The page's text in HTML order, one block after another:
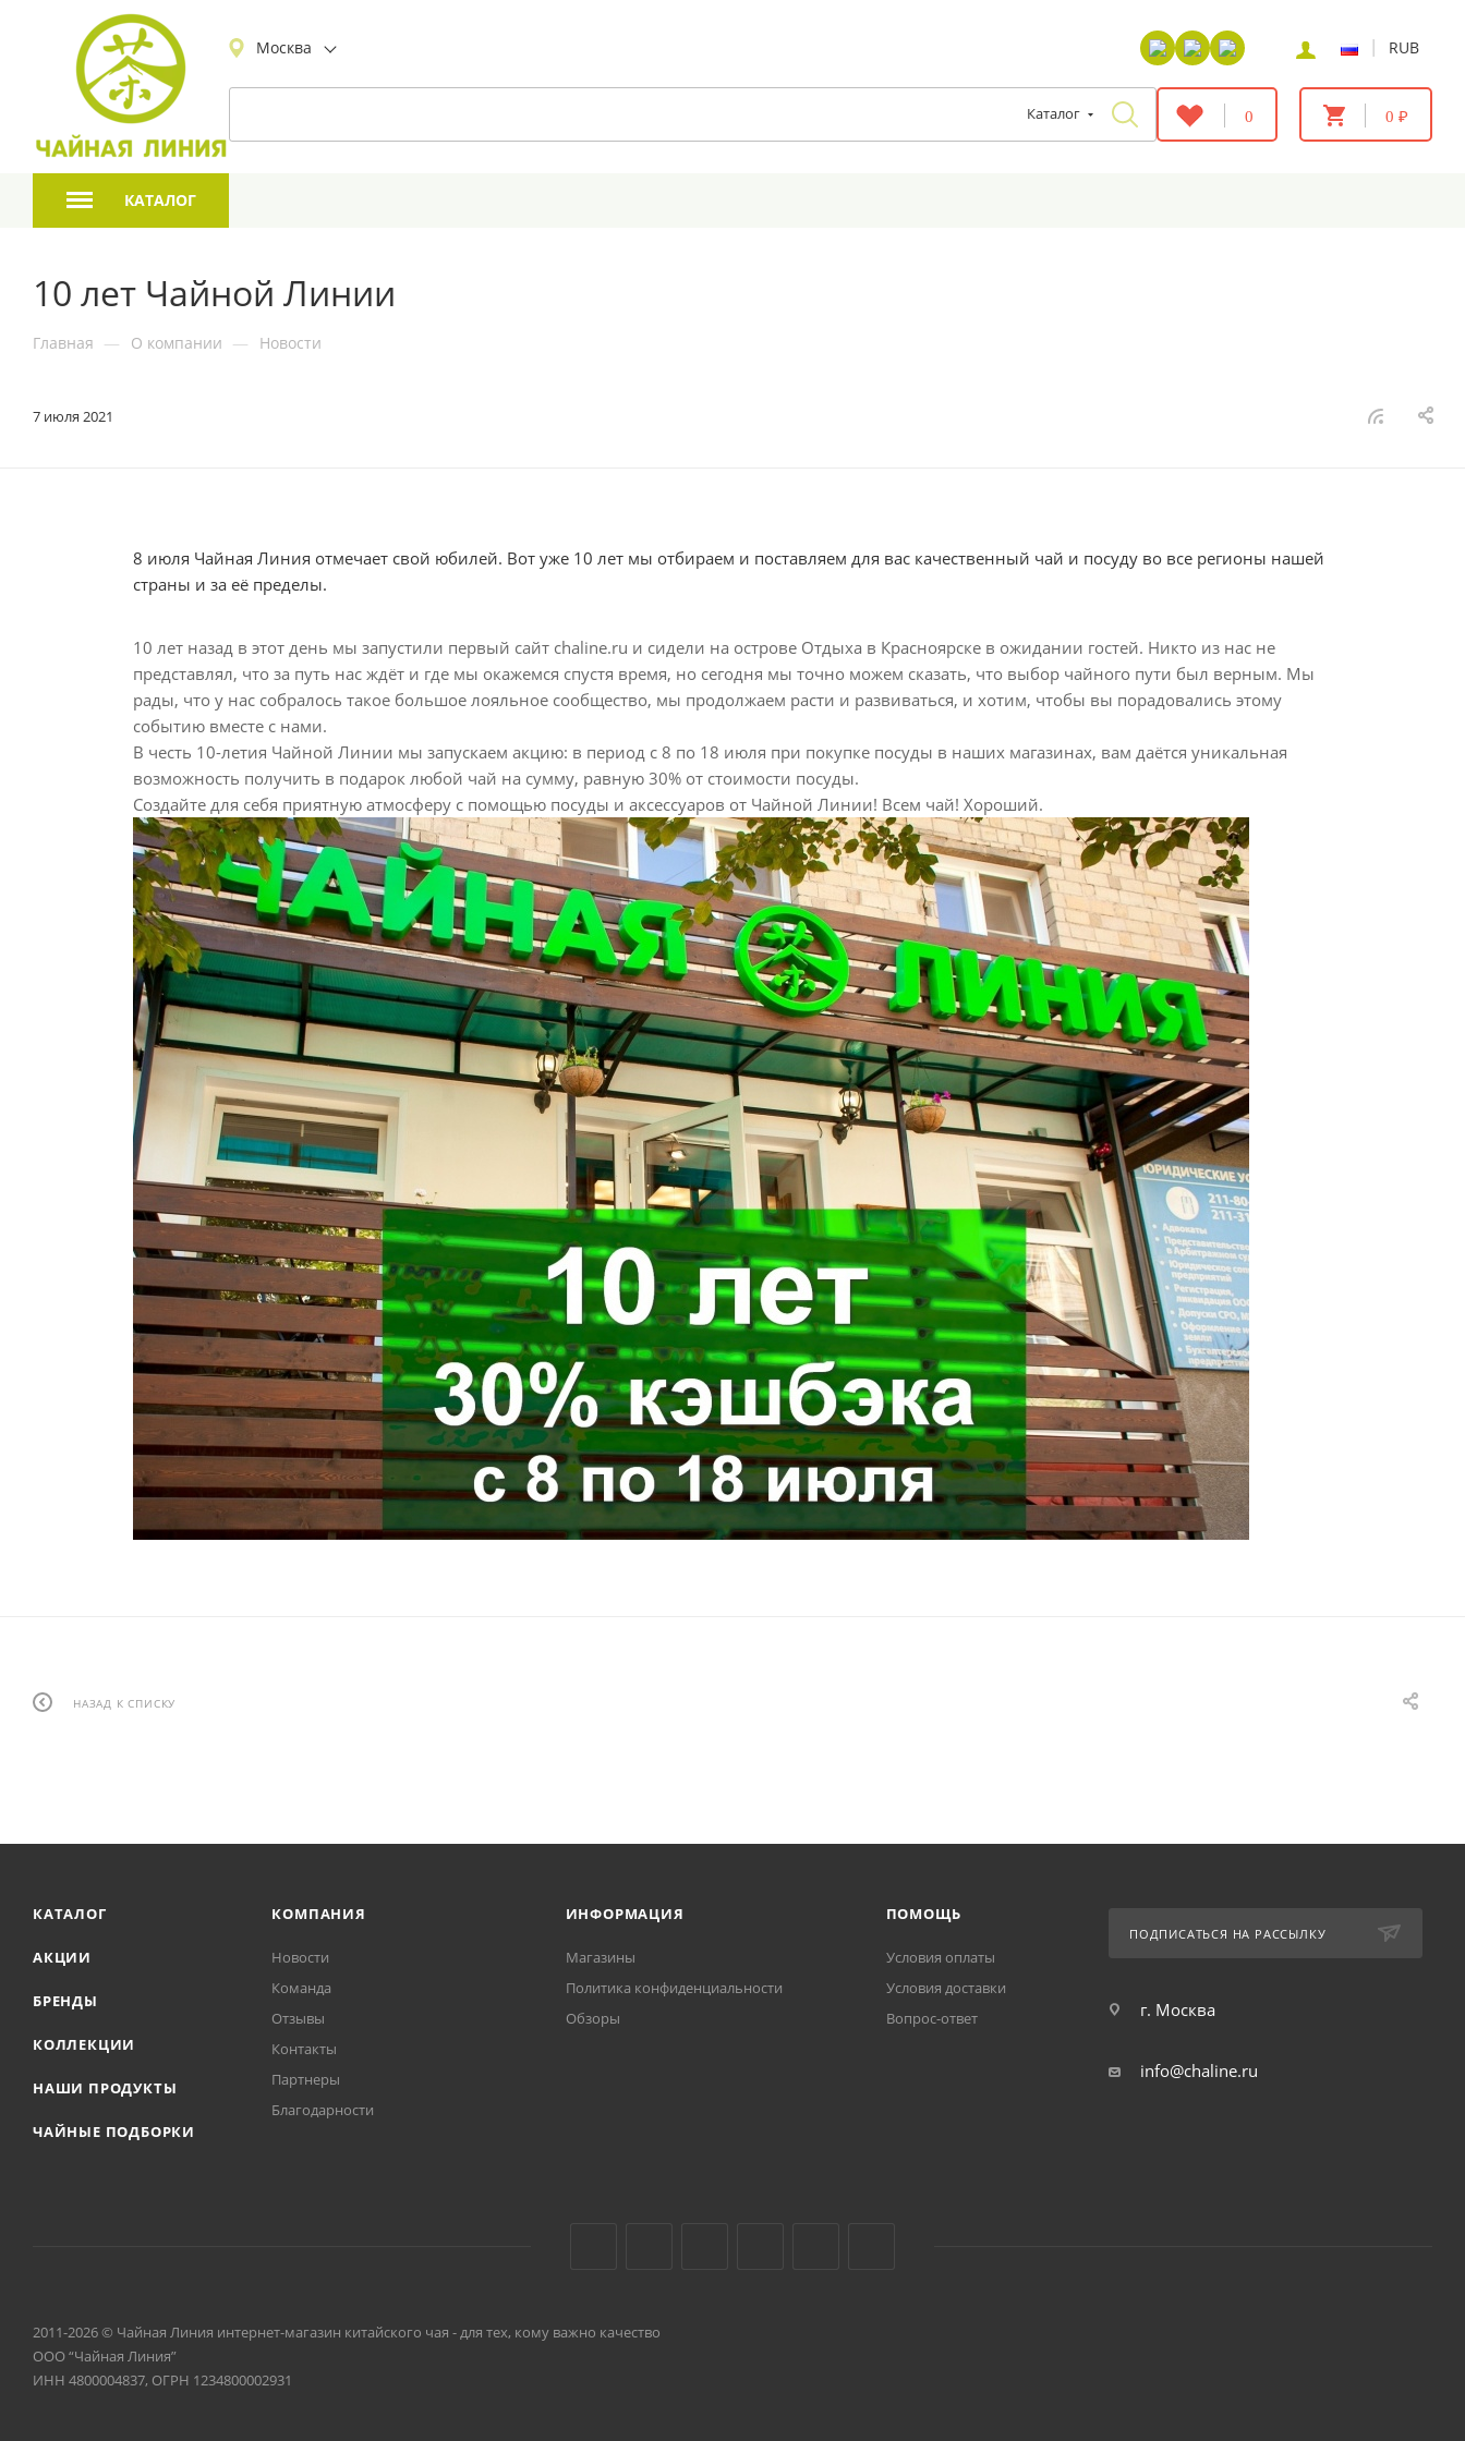
Москва | RUB
Каталог 0 0 ₽
КАТАЛОГ
10 лет Чайной Линии
Главная — О компании — Новости
7 июля 2021
8 июля Чайная Линия отмечает свой юбилей. Вот уже 10 лет мы отбираем и поставляем для вас качественный чай и посуду во все регионы нашей
страны и за её пределы.
10 лет назад в этот день мы запустили первый сайт chaline.ru и сидели на острове Отдыха в Красноярске в ожидании гостей. Никто из нас не
представлял, что за путь нас ждёт и где мы окажемся спустя время, но сегодня мы точно можем сказать, что выбор чайного пути был верным. Мы
рады, что у нас собралось такое большое лояльное сообщество, мы продолжаем расти и развиваться, и хотим, чтобы вы порадовались этому
событию вместе с нами.
В честь 10-летия Чайной Линии мы запускаем акцию: в период с 8 по 18 июля при покупке посуды в наших магазинах, вам даётся уникальная
возможность получить в подарок любой чай на сумму, равную 30% от стоимости посуды.
Создайте для себя приятную атмосферу с помощью посуды и аксессуаров от Чайной Линии! Всем чай! Хороший.
НАЗАД К СПИСКУ
КАТАЛОГ
АКЦИИ
БРЕНДЫ
КОЛЛЕКЦИИ
НАШИ ПРОДУКТЫ
ЧАЙНЫЕ ПОДБОРКИ
КОМПАНИЯ
Новости
Команда
Отзывы
Контакты
Партнеры
Благодарности
ИНФОРМАЦИЯ
Магазины
Политика конфиденциальности
Обзоры
ПОМОЩЬ
Условия оплаты
Условия доставки
Вопрос-ответ
ПОДПИСАТЬСЯ НА РАССЫЛКУ
г. Москва
info@chaline.ru
2011-2026 © Чайная Линия интернет-магазин китайского чая - для тех, кому важно качество
ООО “Чайная Линия”
ИНН 4800004837, ОГРН 1234800002931